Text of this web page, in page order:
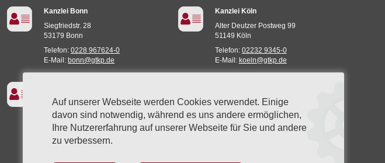
Kanzlei Bonn
Siegfriedstr. 28
53179 Bonn
Telefon:0228 967624-0
E-Mail: bonn@gtkp.de
Kanzlei Köln
Alter Deutzer Postweg 99
51149 Köln
Telefon: 02232 9345-0
E-Mail: koeln@gtkp.de
Vittorio Ave
Miami (935E,73S)
Auf unserer Webseite werden Cookies verwendet. Einige
davon sind notwendig, während es uns andere ermöglichen,
Ihre Nutzererfahrung auf unserer Webseite für Sie und andere
zu verbessern.